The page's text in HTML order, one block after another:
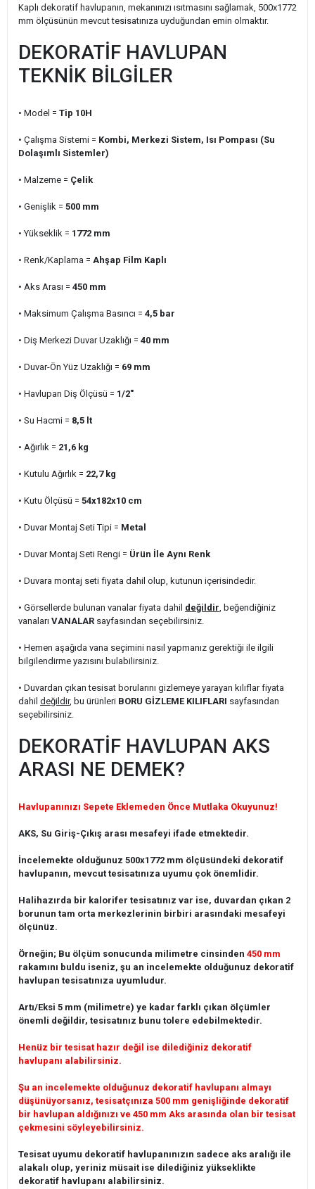
Kaplı dekoratif havlupanın, mekanınızı ısıtmasını sağlamak, 500x1772
mm ölçüsünün mevcut tesisatınıza uyduğundan emin olmaktır.
DEKORATİF HAVLUPAN
TEKNİK BİLGİLER
• Model = Tip 10H
• Çalışma Sistemi = Kombi, Merkezi Sistem, Isı Pompası (Su
Dolaşımlı Sistemler)
• Malzeme = Çelik
• Genişlik = 500 mm
• Yükseklik = 1772 mm
• Renk/Kaplama = Ahşap Film Kaplı
• Aks Arası = 450 mm
• Maksimum Çalışma Basıncı = 4,5 bar
• Diş Merkezi Duvar Uzaklığı = 40 mm
• Duvar-Ön Yüz Uzaklığı = 69 mm
• Havlupan Diş Ölçüsü = 1/2"
• Su Hacmi = 8,5 lt
• Ağırlık = 21,6 kg
• Kutulu Ağırlık = 22,7 kg
• Kutu Ölçüsü = 54x182x10 cm
• Duvar Montaj Seti Tipi = Metal
• Duvar Montaj Seti Rengi = Ürün İle Aynı Renk
• Duvara montaj seti fiyata dahil olup, kutunun içerisindedir.
• Görsellerde bulunan vanalar fiyata dahil değildir, beğendiğiniz
vanaları VANALAR sayfasından seçebilirsiniz.
• Hemen aşağıda vana seçimini nasıl yapmanız gerektiği ile ilgili
bilgilendirme yazısını bulabilirsiniz.
• Duvardan çıkan tesisat borularını gizlemeye yarayan kılıflar fiyata
dahil değildir, bu ürünleri BORU GİZLEME KILIFLARI sayfasından
seçebilirsiniz.
DEKORATİF HAVLUPAN AKS
ARASI NE DEMEK?
Havlupanınızı Sepete Eklemeden Önce Mutlaka Okuyunuz!
AKS, Su Giriş-Çıkış arası mesafeyi ifade etmektedir.
İncelemekte olduğunuz 500x1772 mm ölçüsündeki dekoratif
havlupanın, mevcut tesisatınıza uyumu çok önemlidir.
Halihazırda bir kalorifer tesisatınız var ise, duvardan çıkan 2
borunun tam orta merkezlerinin birbiri arasındaki mesafeyi
ölçünüz.
Örneğin; Bu ölçüm sonucunda milimetre cinsinden 450 mm
rakamını buldu iseniz, şu an incelemekte olduğunuz dekoratif
havlupan tesisatınıza uyumludur.
Artı/Eksi 5 mm (milimetre) ye kadar farklı çıkan ölçümler
önemli değildir, tesisatınız bunu tolere edebilmektedir.
Henüz bir tesisat hazır değil ise dilediğiniz dekoratif
havlupanı alabilirsiniz.
Şu an incelemekte olduğunuz dekoratif havlupanı almayı
düşünüyorsanız, tesisatçınıza 500 mm genişliğinde dekoratif
bir havlupan aldığınızı ve 450 mm Aks arasında olan bir tesisat
çekmesini söyleyebilirsiniz.
Tesisat uyumu dekoratif havlupanınızın sadece aks aralığı ile
alakalı olup, yeriniz müsait ise dilediğiniz yükseklikte
dekoratif havlupanı alabilirsiniz.